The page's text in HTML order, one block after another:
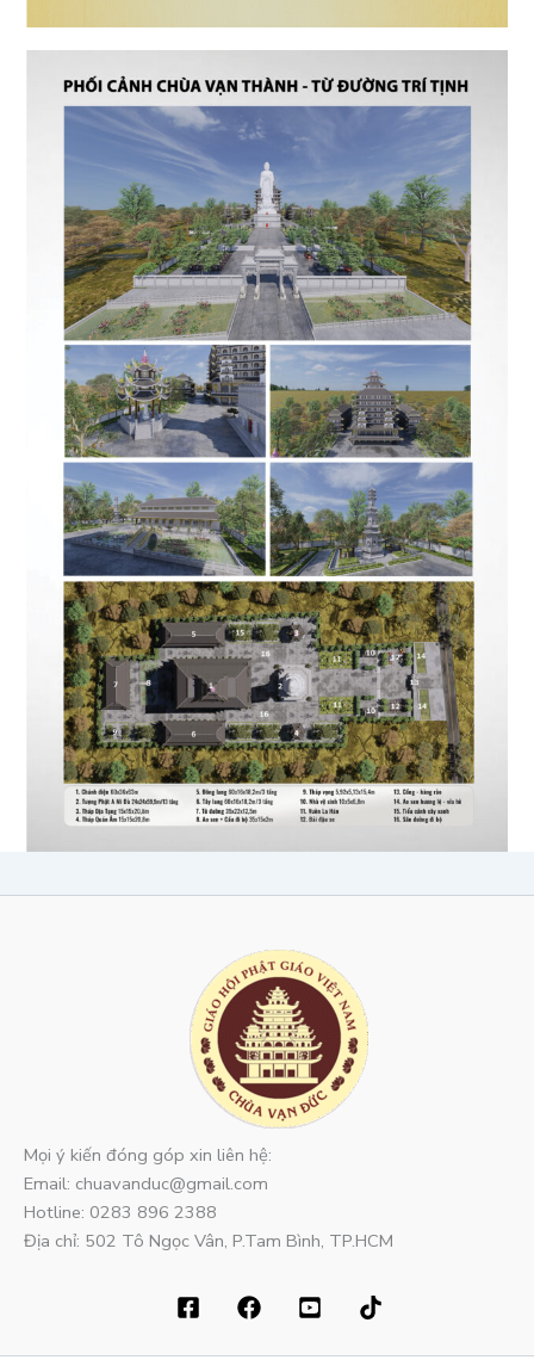
Mọi ý kiến đóng góp xin liên hệ:
Email: chuavanduc@gmail.com
Hotline: 0283 896 2388
Địa chỉ: 502 Tô Ngọc Vân, P.Tam Bình, TP.HCM